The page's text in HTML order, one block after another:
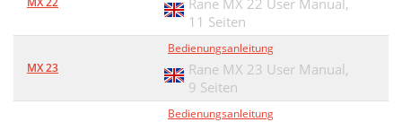
Rane MX 22 User Manual,
11 Seiten
MX 23
Bedienungsanleitung
Rane MX 23 User Manual,
9 Seiten
Bedienungsanleitung